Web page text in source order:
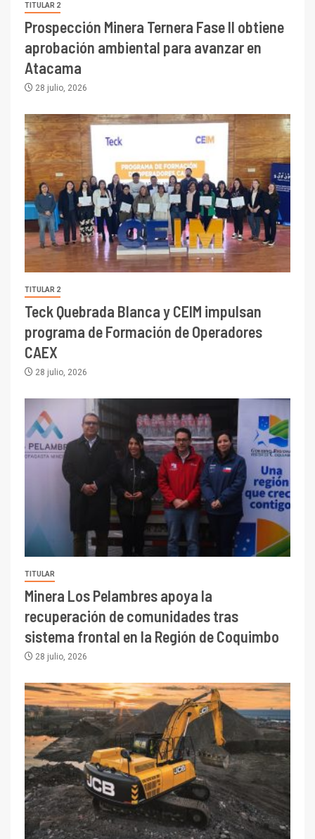
TITULAR 2
Prospección Minera Ternera Fase II obtiene
aprobación ambiental para avanzar en
Atacama
28 julio, 2026
TITULAR 2
Teck Quebrada Blanca y CEIM impulsan
programa de Formación de Operadores
CAEX
28 julio, 2026
TITULAR
Minera Los Pelambres apoya la
recuperación de comunidades tras
sistema frontal en la Región de Coquimbo
28 julio, 2026